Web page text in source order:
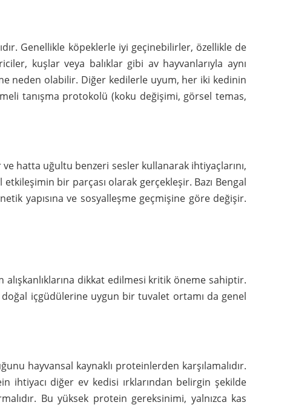
Genellikle köpeklerle iyi geçinebilirler, özellikle de
kuşlar veya balıklar gibi av hayvanlarıyla aynı
neden olabilir. Diğer kedilerle uyum, her iki kedinin
tanışma protokolü (koku değişimi, görsel temas,
hatta uğultu benzeri sesler kullanarak ihtiyaçlarını,
bir parçası olarak gerçekleşir. Bazı Bengal
yapısına ve sosyalleşme geçmişine göre değişir.
dikkat edilmesi kritik öneme sahiptir.
doğal içgüdülerine uygun bir tuvalet ortamı da genel
hayvansal kaynaklı proteinlerden karşılamalıdır.
ihtiyacı diğer ev kedisi ırklarından belirgin şekilde
Bu yüksek protein gereksinimi, yalnızca kas